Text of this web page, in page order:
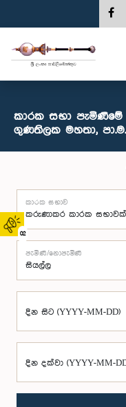
02
කාරක සභා
ගුණතිලක මහතා, පා.ම.
කාරක සභාව
පැමිණි/නොපැමිණි
දින සිට (YYYY-MM-DD)
දින දක්වා (YYYY-MM-